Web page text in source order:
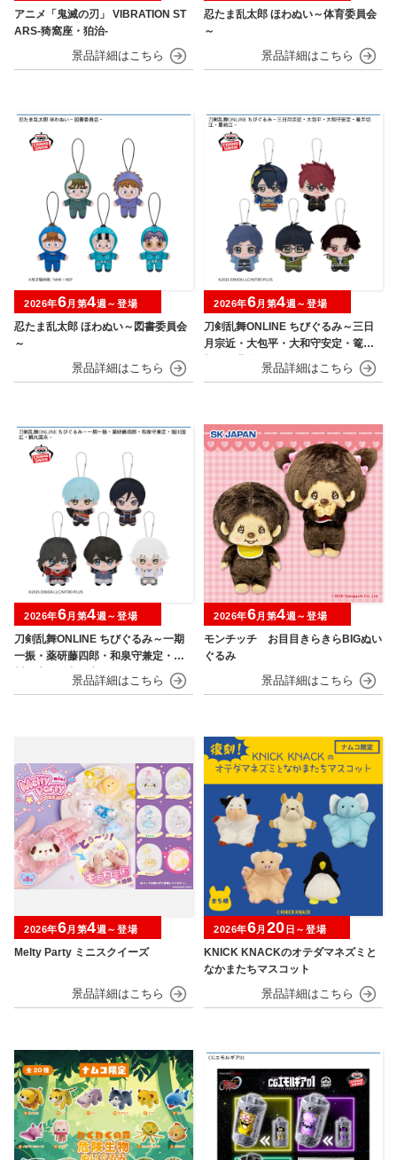
アニメ「鬼滅の刃」 VIBRATION ST
ARS-猗窩座・狛治-
忍たま乱太郎 ほわぬい～体育委員会
～
忍たま乱太郎 ほわぬい～図書委員会
～
2026年6月第4週～登場
刀剣乱舞ONLINE ちびぐるみ～三日
月宗近・大包平・大和守安定・篭手
切江・豊前江～
2026年6月第4週～登場
刀剣乱舞ONLINE ちびぐるみ～一期
一振・薬研藤四郎・和泉守兼定・堀
川国広・鶴丸国永～
2026年6月第4週～登場
モンチッチ お目目きらきらBIGぬい
ぐるみ
2026年6月第4週～登場
Melty Party ミニスクイーズ
2026年6月第4週～登場
KNICK KNACKのオテダマネズミと
なかまたちマスコット
2026年6月 20 日～登場